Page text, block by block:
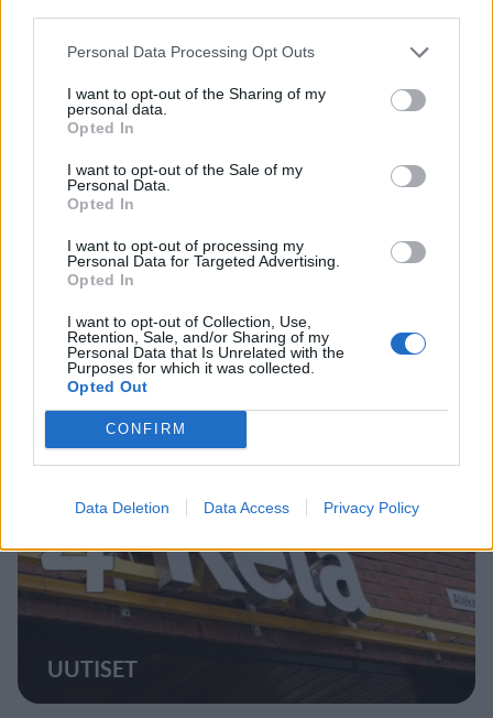
Personal Data Processing Opt Outs
I want to opt-out of the Sharing of my
personal data.
Opted In
I want to opt-out of the Sale of my
Personal Data.
Opted In
I want to opt-out of processing my
Personal Data for Targeted Advertising.
Opted In
I want to opt-out of Collection, Use,
Retention, Sale, and/or Sharing of my
Personal Data that Is Unrelated with the
Purposes for which it was collected.
Opted Out
CONFIRM
Data Deletion Data Access Privacy Policy
3
MATKAILU
Finnairin lennoista osan lentää
jatkossa toinen lentoyhtiö –
matkustajille tärkeä rajoitus
4
UUTISET